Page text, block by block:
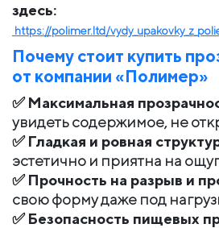
здесь:
https://polimer.ltd/
Почему стоит купить
от компании «Полимер»
✅Максимальная
увидеть содержимое, не
✅Гладкая и ровная
эстетично и приятна на
✅Прочность на разрыв и
свою форму даже под
✅Безопасность пищевых